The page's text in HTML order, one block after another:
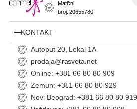
Matični
broj: 20655780
KONTAKT
Autoput 20, Lokal 1A
prodaja@rasveta.net
Online: +381 66 80 80 909
Zemun: +381 66 80 80 929
Novi Beograd: +381 66 80 80 919